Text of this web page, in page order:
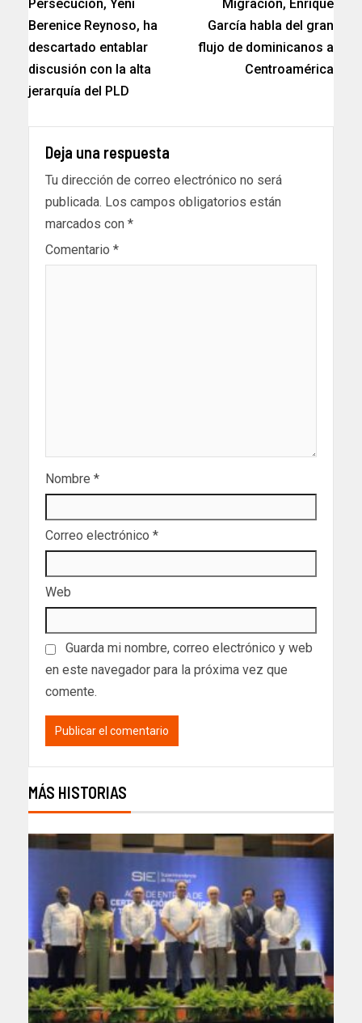
Persecución, Yeni
Berenice Reynoso, ha
descartado entablar
discusión con la alta
jerarquía del PLD
Migración, Enrique
García habla del gran
flujo de dominicanos a
Centroamérica
Deja una respuesta
Tu dirección de correo electrónico no será
publicada. Los campos obligatorios están
marcados con *
Comentario *
Nombre *
Correo electrónico *
Web
Guarda mi nombre, correo electrónico y web
en este navegador para la próxima vez que
comente.
MÁS HISTORIAS